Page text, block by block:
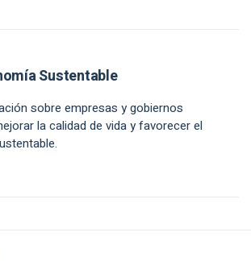
Sustentable
sobre empresas y gobiernos
la calidad de vida y favorecer el